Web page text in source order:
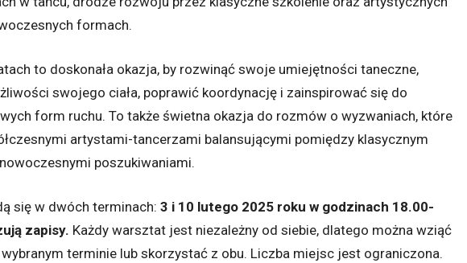
formach.
to doskonała okazja, by rozwinąć swoje umiejętności taneczne,
swojego ciała, poprawić koordynację i zainspirować się do
form ruchu. To także świetna okazja do rozmów o wyzwaniach, które
artystami-tancerzami balansującymi pomiędzy klasycznym
poszukiwaniami.
się w dwóch terminach: 3 i 10 lutego 2025 roku w godzinach 18.00-
zapisy. Każdy warsztat jest niezależny od siebie, dlatego można wziąć
wybranym terminie lub skorzystać z obu. Liczba miejsc jest ograniczona.